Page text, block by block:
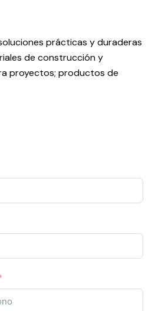
prácticas y duraderas
de construcción y
proyectos; productos de